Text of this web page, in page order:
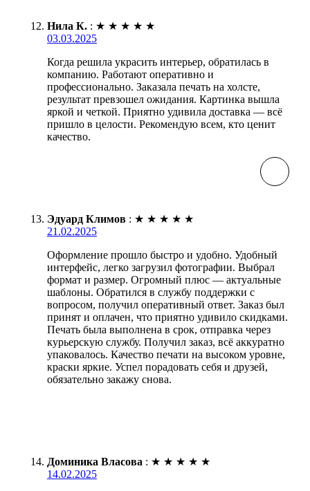
Нила К. : ★ ★ ★ ★ ★
03.03.2025
Когда решила украсить интерьер, обратилась в
компанию. Работают оперативно и
профессионально. Заказала печать на холсте,
результат превзошел ожидания. Картинка вышла
яркой и четкой. Приятно удивила доставка — всё
пришло в целости. Рекомендую всем, кто ценит
качество.
Эдуард Климов : ★ ★ ★ ★ ★
21.02.2025
Оформление прошло быстро и удобно. Удобный
интерфейс, легко загрузил фотографии. Выбрал
формат и размер. Огромный плюс — актуальные
шаблоны. Обратился в службу поддержки с
вопросом, получил оперативный ответ. Заказ был
принят и оплачен, что приятно удивило скидками.
Печать была выполнена в срок, отправка через
курьерскую службу. Получил заказ, всё аккуратно
упаковалось. Качество печати на высоком уровне,
краски яркие. Успел порадовать себя и друзей,
обязательно закажу снова.
Доминика Власова : ★ ★ ★ ★ ★
14.02.2025